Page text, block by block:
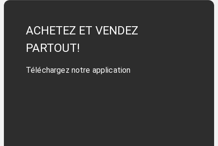
ACHETEZ ET VENDEZ
PARTOUT!
Téléchargez notre application